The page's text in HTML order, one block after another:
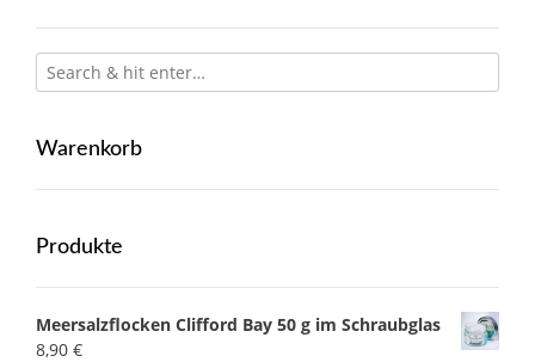
Warenkorb
Produkte
Meersalzflocken Clifford Bay 50 g im Schraubglas
8,90 €